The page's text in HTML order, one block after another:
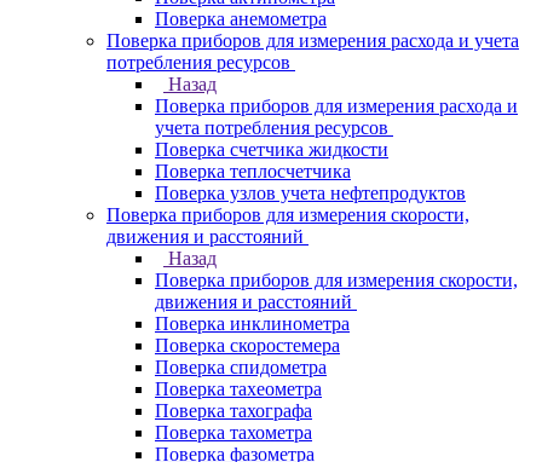
Поверка анемометра
Поверка приборов для измерения расхода и учета
потребления ресурсов
Назад
Поверка приборов для измерения расхода и
учета потребления ресурсов
Поверка счетчика жидкости
Поверка теплосчетчика
Поверка узлов учета нефтепродуктов
Поверка приборов для измерения скорости,
движения и расстояний
Назад
Поверка приборов для измерения скорости,
движения и расстояний
Поверка инклинометра
Поверка скоростемера
Поверка спидометра
Поверка тахеометра
Поверка тахографа
Поверка тахометра
Поверка фазометра